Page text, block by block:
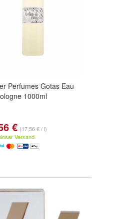
Perfumes Gotas Eau
1000ml
€ (17,56 € / l)
Versand